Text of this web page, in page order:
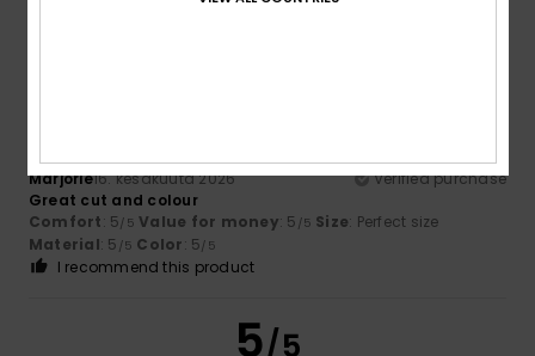
Marjorie16. kesäkuuta 2026
Verified purchase
Great cut and colour
Comfort: 5/5 Value for money: 5 /5 Size: Perfect size
Material: 5 /5 Color: 5/5
I recommend this product
5/5